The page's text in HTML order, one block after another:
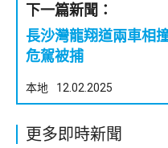
下一篇新聞：
長沙灣龍翔道兩車相
危駕被捕
本地 12.02.2025
更多即時新聞